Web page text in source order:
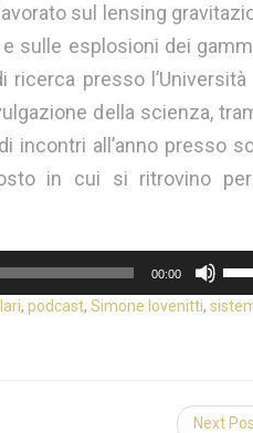
sul lensing
sulle esplosioni dei
presso l’Università
della scienza,
incontri all’anno presso
in cui si ritrovino
00:00
tasti
o
, podcast, Simone Iovenitti,
Next